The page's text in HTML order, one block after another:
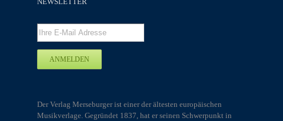
Der Verlag Merseburger ist einer der ältesten europäischen
Musikverlage. Gegründet 1837, hat er seinen Schwerpunkt in